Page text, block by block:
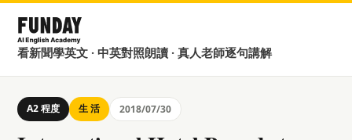
看新聞學英文 · 中英對照朗讀 · 真人老師逐句講解
A2 程度 生 活 2018/07/30